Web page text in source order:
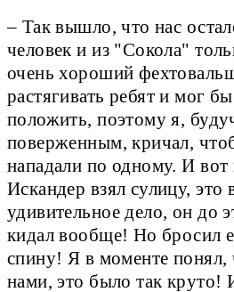
– Так вышло, что нас
человек и из "Сокола"
очень хороший
растягивать ребят и мог
положить, поэтому я,
поверженным, кричал,
нападали по одному. И
Искандер взял сулицу, это
удивительное дело, он до
кидал вообще! Но бросил
спину! Я в моменте понял,
нами, это было так круто!